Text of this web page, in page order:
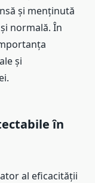
și menținută
normală. În
și
în
al eficacității